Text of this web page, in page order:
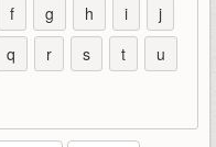
f g h i
j
q r s t
u